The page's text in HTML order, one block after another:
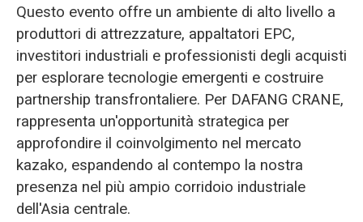
Questo evento offre un ambiente di alto livello a
produttori di attrezzature, appaltatori EPC,
investitori industriali e professionisti degli acquisti
per esplorare tecnologie emergenti e costruire
partnership transfrontaliere. Per DAFANG CRANE,
rappresenta un'opportunità strategica per
approfondire il coinvolgimento nel mercato
kazako, espandendo al contempo la nostra
presenza nel più ampio corridoio industriale
dell'Asia centrale.